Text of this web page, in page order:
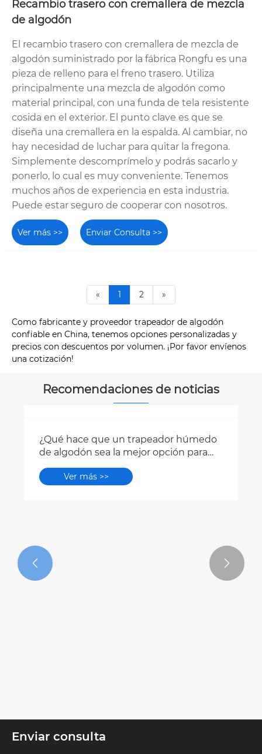
Recambio trasero con cremallera de mezcla
de algodón
El recambio trasero con cremallera de mezcla de
algodón suministrado por la fábrica Rongfu es una
pieza de relleno para el freno trasero. Utiliza
principalmente una mezcla de algodón como
material principal, con una funda de tela resistente
cosida en el exterior. El punto clave es que se
diseña una cremallera en la espalda. Al cambiar, no
hay necesidad de luchar para quitar la fregona.
Simplemente descomprímelo y podrás sacarlo y
ponerlo, lo cual es muy conveniente. Tenemos
muchos años de experiencia en esta industria.
Puede estar seguro de cooperar con nosotros.
Ver más >> Enviar Consulta >>
« 1 2 »
Como fabricante y proveedor trapeador de algodón
confiable en China, tenemos opciones personalizadas y
precios con descuentos por volumen. ¡Por favor envíenos
una cotización!
Recomendaciones de noticias
 
Enviar consulta